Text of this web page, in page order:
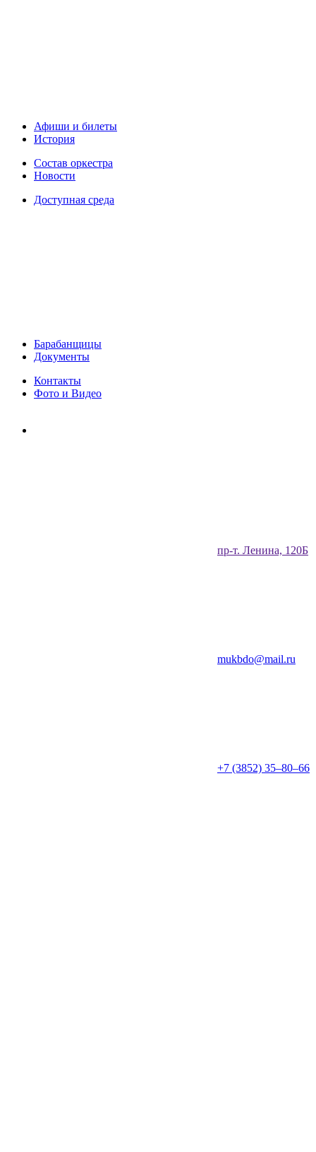
Афиши и билеты
История
Состав оркестра
Новости
Доступная среда
Барабанщицы
Документы
Контакты
Фото и Видео
​пр-т. Ленина, 120Б​
mukbdo@mail.ru
+7 (3852) 35‒80‒66